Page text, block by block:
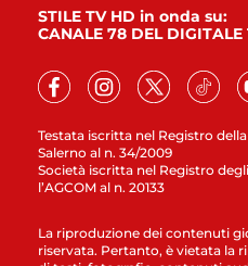
Testata iscritta nel Registro
Salerno al n. 34/2009
Società iscritta nel Registro
l’AGCOM al n. 20133
STILE TV HD in onda su:
CANALE 78 DEL DIGITALE
La riproduzione dei contenuti
riservata. Pertanto, è vietata la